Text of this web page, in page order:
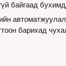
байгаад
барихад